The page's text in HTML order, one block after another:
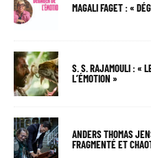
MAGALI FAGET : «
S. S. RAJAMOULI : «
L’ÉMOTION »
ANDERS THOMAS
FRAGMENTÉ ET